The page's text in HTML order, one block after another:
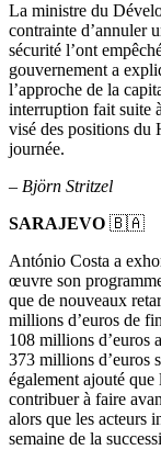
La ministre du
contrainte d’annuler
sécurité l’ont
gouvernement a
l’approche de la
interruption fait suite
visé des positions du
journée.
– Björn Stritzel
SARAJEVO 🇧🇦
António Costa a
œuvre son
que de nouveaux
millions d’euros de
108 millions d’euros
373 millions d’euros
également ajouté
contribuer à faire
alors que les acteurs
semaine de la